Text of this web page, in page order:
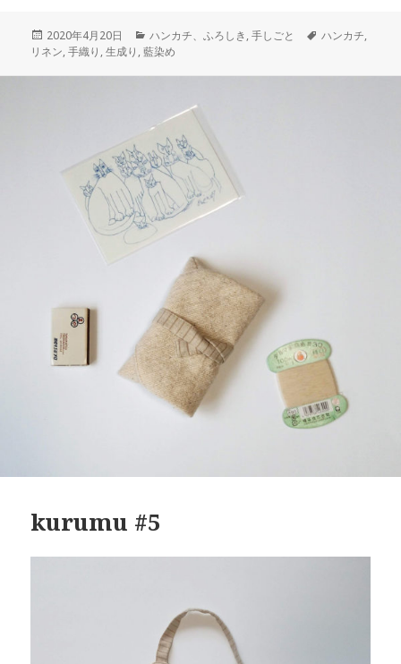
投
稿
2020年4月20日
カ
テ
ハンカチ、ふろしき,手しごと
タ
ハンカチ,
リネン,手織り ,生成り ,藍染め
kurumu #5